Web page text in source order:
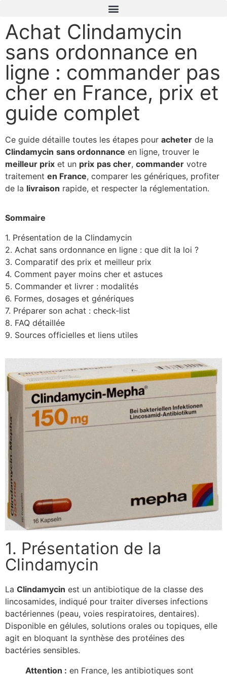
Achat Clindamycin
sans ordonnance en
ligne : commander pas
cher en France, prix et
guide complet
Ce guide détaille toutes les étapes pour acheter de la
Clindamycin sans ordonnance en ligne, trouver le
meilleur prix et un prix pas cher, commander votre
traitement en France, comparer les génériques, profiter
de la livraison rapide, et respecter la réglementation.
Sommaire
1. Présentation de la Clindamycin
2. Achat sans ordonnance en ligne : que dit la loi ?
3. Comparatif des prix et meilleur prix
4. Comment payer moins cher et astuces
5. Commander et livrer : modalités
6. Formes, dosages et génériques
7. Préparer son achat : check-list
8. FAQ détaillée
9. Sources officielles et liens utiles
1. Présentation de la
Clindamycin
La Clindamycin est un antibiotique de la classe des
lincosamides, indiqué pour traiter diverses infections
bactériennes (peau, voies respiratoires, dentaires).
Disponible en gélules, solutions orales ou topiques, elle
agit en bloquant la synthèse des protéines des
bactéries sensibles.
Attention : en France, les antibiotiques sont